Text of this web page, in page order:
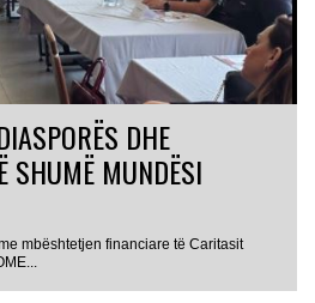
DHE
SHUMË MUNDËSI
mbështetjen financiare të Caritasit